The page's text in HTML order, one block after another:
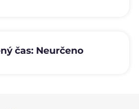
čas: Neurčeno